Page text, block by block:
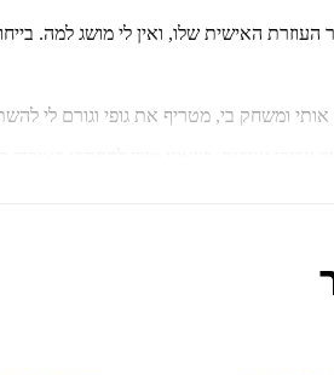
העוזרת האישית שלו, ואין לי מושג למה.
ומשחק בי, מטריף את גופי וגורם לי
עניבות, ושאינו מוכן להסתכן